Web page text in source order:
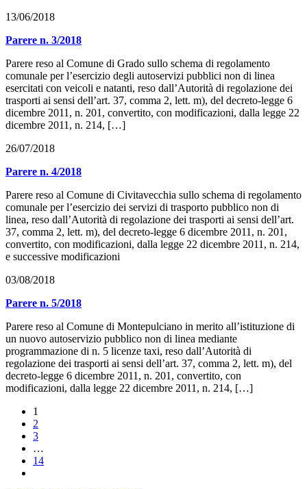
13/06/2018
Parere n. 3/2018
Parere reso al Comune di Grado sullo schema di regolamento
comunale per l’esercizio degli autoservizi pubblici non di linea
esercitati con veicoli e natanti, reso dall’Autorità di regolazione dei
trasporti ai sensi dell’art. 37, comma 2, lett. m), del decreto-legge 6
dicembre 2011, n. 201, convertito, con modificazioni, dalla legge 22
dicembre 2011, n. 214, […]
26/07/2018
Parere n. 4/2018
Parere reso al Comune di Civitavecchia sullo schema di regolamento
comunale per l’esercizio dei servizi di trasporto pubblico non di
linea, reso dall’Autorità di regolazione dei trasporti ai sensi dell’art.
37, comma 2, lett. m), del decreto-legge 6 dicembre 2011, n. 201,
convertito, con modificazioni, dalla legge 22 dicembre 2011, n. 214,
e successive modificazioni
03/08/2018
Parere n. 5/2018
Parere reso al Comune di Montepulciano in merito all’istituzione di
un nuovo autoservizio pubblico non di linea mediante
programmazione di n. 5 licenze taxi, reso dall’Autorità di
regolazione dei trasporti ai sensi dell’art. 37, comma 2, lett. m), del
decreto-legge 6 dicembre 2011, n. 201, convertito, con
modificazioni, dalla legge 22 dicembre 2011, n. 214, […]
1
2
3
…
14